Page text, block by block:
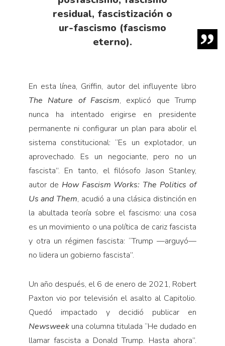
residual, fascistización o
ur-fascismo (fascismo
eterno).
En esta línea, Griffin, autor del influyente libro
The Nature of Fascism, explicó que Trump
nunca ha intentado erigirse en presidente
permanente ni configurar un plan para abolir el
sistema constitucional: “Es un explotador, un
aprovechado. Es un negociante, pero no un
fascista”. En tanto, el filósofo Jason Stanley,
autor de How Fascism Works: The Politics of
Us and Them, acudió a una clásica distinción en
la abultada teoría sobre el fascismo: una cosa
es un movimiento o una política de cariz fascista
y otra un régimen fascista: “Trump —arguyó—
no lidera un gobierno fascista”.
Un año después, el 6 de enero de 2021, Robert
Paxton vio por televisión el asalto al Capitolio.
Quedó impactado y decidió publicar en
Newsweek una columna titulada “He dudado en
llamar fascista a Donald Trump. Hasta ahora”.